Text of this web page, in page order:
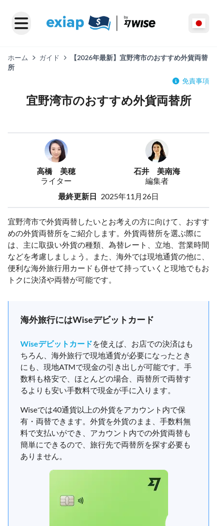
ホーム ガイド
【2026年最新】宜野湾市のおすすめ外貨両替
所
免責事項
宜野湾市のおすすめ外貨両替所
高橋 美穂
ライター
石井 美南海
編集者
最終更新日 2025年11月26日
宜野湾市で外貨両替したいとお考えの方に向けて、おすす
めの外貨両替所をご紹介します。外貨両替所を選ぶ際に
は、主に取扱い外貨の種類、為替レート、立地、営業時間
などを考慮しましょう。また、海外では現地通貨の他に、
便利な海外旅行用カードも併せて持っていくと現地でもお
トクに決済や両替が可能です。
海外旅行にはWiseデビットカード
Wiseデビットカードを使えば、お店での決済はも
ちろん、海外旅行で現地通貨が必要になったとき
にも、現地ATMで現金の引き出しが可能です。手
数料も格安で、ほとんどの場合、両替所で両替す
るよりも安い手数料で現金が手に入ります。
Wiseでは40通貨以上の外貨をアカウント内で保
有・両替できます。外貨を外貨のまま、手数料無
料で支払いができ、アカウント内での外貨両替も
簡単にできるので、旅行先で両替所を探す必要も
ありません。